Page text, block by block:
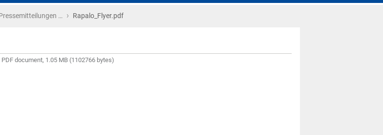
… › Rapalo_Flyer.pdf
document, 1.05 MB (1102766 bytes)